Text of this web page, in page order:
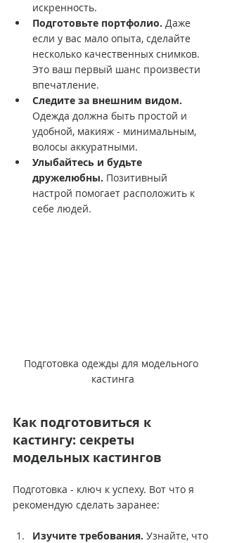
искренность.
Подготовьте портфолио. Даже
если у вас мало опыта, сделайте
несколько качественных снимков.
Это ваш первый шанс произвести
впечатление.
Следите за внешним видом.
Одежда должна быть простой и
удобной, макияж - минимальным,
волосы аккуратными.
Улыбайтесь и будьте
дружелюбны. Позитивный
настрой помогает расположить к
себе людей.
Подготовка одежды для модельного
кастинга
Как подготовиться к
кастингу: секреты
модельных кастингов
Подготовка - ключ к успеху. Вот что я
рекомендую сделать заранее:
Изучите требования. Узнайте, что